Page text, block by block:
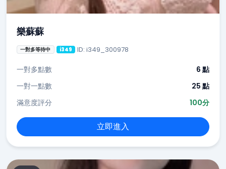
樂蘇蘇
一對多等待中 i349 ID: i349_300978
一對多點數
6 點
一對一點數
25 點
滿意度評分
100分
立即進入